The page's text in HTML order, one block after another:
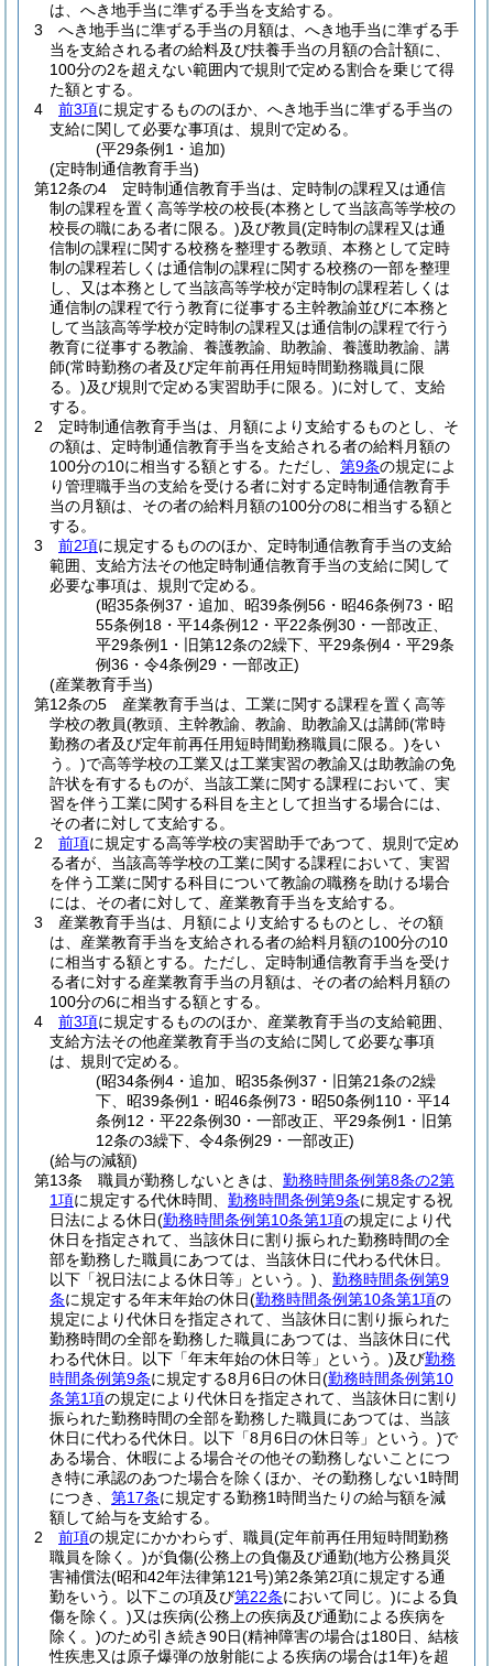
は、へき地手当に準ずる手当を支給する。
3
へき地手当に準ずる手当の月額は、へき地手当に準ずる手
当を支給される者の給料及び扶養手当の月額の合計額に、
100分の2を超えない範囲内で規則で定める割合を乗じて得
た額とする。
4
前3項に規定するもののほか、へき地手当に準ずる手当の
支給に関して必要な事項は、規則で定める。
(平29条例1・追加)
(定時制通信教育手当)
第12条の4
定時制通信教育手当は、定時制の課程又は通信
制の課程を置く高等学校の校長(本務として当該高等学校の
校長の職にある者に限る。)及び教員(定時制の課程又は通
信制の課程に関する校務を整理する教頭、本務として定時
制の課程若しくは通信制の課程に関する校務の一部を整理
し、又は本務として当該高等学校が定時制の課程若しくは
通信制の課程で行う教育に従事する主幹教諭並びに本務と
して当該高等学校が定時制の課程又は通信制の課程で行う
教育に従事する教諭、養護教諭、助教諭、養護助教諭、講
師(常時勤務の者及び定年前再任用短時間勤務職員に限
る。)及び規則で定める実習助手に限る。)に対して、支給
する。
2
定時制通信教育手当は、月額により支給するものとし、そ
の額は、定時制通信教育手当を支給される者の給料月額の
100分の10に相当する額とする。 ただし、 第9条の規定によ
り管理職手当の支給を受ける者に対する定時制通信教育手
当の月額は、その者の給料月額の100分の8に相当する額と
する。
3
前2項に規定するもののほか、定時制通信教育手当の支給
範囲、支給方法その他定時制通信教育手当の支給に関して
必要な事項は、規則で定める。
(昭35条例37・追加、昭39条例56・昭46条例73・昭
55条例18・平14条例12・平22条例30・一部改正、
平29条例1・旧第12条の2繰下、平29条例4・平29条
例36・令4条例29・一部改正)
(産業教育手当)
第12条の5
産業教育手当は、工業に関する課程を置く高等
学校の教員(教頭、主幹教諭、教諭、助教諭又は講師(常時
勤務の者及び定年前再任用短時間勤務職員に限る。)をい
う。)で高等学校の工業又は工業実習の教諭又は助教諭の免
許状を有するものが、当該工業に関する課程において、実
習を伴う工業に関する科目を主として担当する場合には、
その者に対して支給する。
2
前項に規定する高等学校の実習助手であつて、規則で定め
る者が、当該高等学校の工業に関する課程において、実習
を伴う工業に関する科目について教諭の職務を助ける場合
には、その者に対して、産業教育手当を支給する。
3
産業教育手当は、月額により支給するものとし、その額
は、産業教育手当を支給される者の給料月額の100分の10
に相当する額とする。 ただし、定時制通信教育手当を受け
る者に対する産業教育手当の月額は、その者の給料月額の
100分の6に相当する額とする。
4
前3項に規定するもののほか、産業教育手当の支給範囲、
支給方法その他産業教育手当の支給に関して必要な事項
は、規則で定める。
(昭34条例4・追加、昭35条例37・旧第21条の2繰
下、昭39条例1・昭46条例73・昭50条例110・平14
条例12・平22条例30・一部改正、平29条例1・旧第
12条の3繰下、令4条例29・一部改正)
(給与の減額)
第13条
職員が勤務しないときは、 勤務時間条例第8条の2第
1項に規定する代休時間、 勤務時間条例第9条に規定する祝
日法による休日(勤務時間条例第10条第1項の規定により代
休日を指定されて、当該休日に割り振られた勤務時間の全
部を勤務した職員にあつては、当該休日に代わる代休日。
以下「祝日法による休日等」という。)
勤務時間条例第9
条に規定する年末年始の休日(勤務時間条例第10条第1項の
規定により代休日を指定されて、当該休日に割り振られた
勤務時間の全部を勤務した職員にあつては、当該休日に代
わる代休日。以下「年末年始の休日等」という。)及び勤務
時間条例第9条に規定する8月6日の休日(勤務時間条例第10
条第1項の規定により代休日を指定されて、当該休日に割り
振られた勤務時間の全部を勤務した職員にあつては、当該
休日に代わる代休日。以下「8月6日の休日等」という。)で
ある場合、休暇による場合その他その勤務しないことにつ
き特に承認のあつた場合を除くほか、その勤務しない1時間
につき、 第17条に規定する勤務1時間当たりの給与額を減
額して給与を支給する。
2
前項の規定にかかわらず、職員(定年前再任用短時間勤務
職員を除く。)が負傷(公務上の負傷及び通勤(地方公務員災
害補償法(昭和42年法律第121号)第2条第2項に規定する通
勤をいう。以下この項及び第22条において同じ。)による負
傷を除く。)又は疾病(公務上の疾病及び通勤による疾病を
除く。)のため引き続き90日(精神障害の場合は180日、結核
性疾患又は原子爆弾の放射能による疾病の場合は1年)を超